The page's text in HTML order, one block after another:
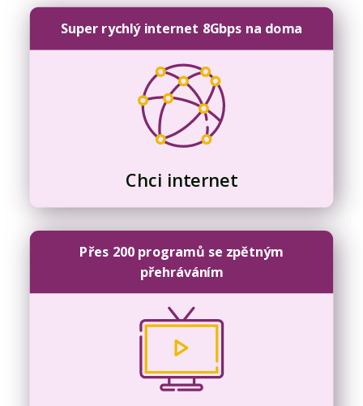
Super rychlý internet 8Gbps na doma
Chci internet
Přes 200 programů se zpětným
přehráváním